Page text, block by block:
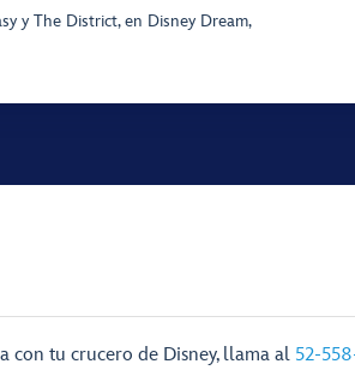
y The District, en Disney Dream,
con tu crucero de Disney, llama al 52-